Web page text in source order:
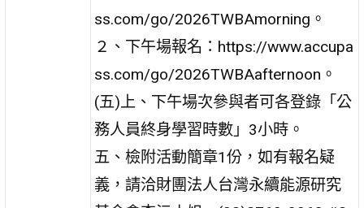
ss.com/go/2026TWBAmorning。
２、下午場報名：https://www.accupa
ss.com/go/2026TWBAafternoon。
(五)上、下午場次參與者可各登錄「公
務人員終身學習時數」3小時。
五、檢附活動簡章1份，如有報名疑
義，請洽財團法人台灣永續能源研究